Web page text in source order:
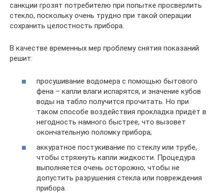
санкции грозят потребителю при попытке просверлить
стекло, поскольку очень трудно при такой операции
сохранить целостность прибора.
В качестве временных мер проблему снятия показаний
решит:
просушивание водомера с помощью бытового
фена – капли влаги испарятся, и значение кубов
воды на табло получится прочитать. Но при
таком способе воздействия прокладка придёт в
негодность намного быстрее, что вызовет
окончательную поломку прибора;
аккуратное постукивание по стеклу или трубе,
чтобы стряхнуть капли жидкости. Процедура
выполняется очень осторожно, чтобы не
допустить разрушения стекла или повреждения
прибора.